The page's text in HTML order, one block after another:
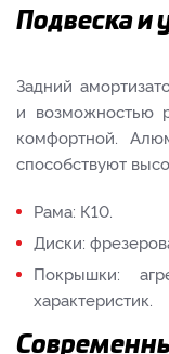
Подвеска и
Задний
и возможностью
комфортной.
способствуют
Рама: К10.
Диски:
Покрышки:
характеристик.